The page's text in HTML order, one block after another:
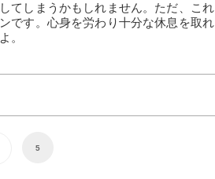
てしまうかもしれません。ただ、これ
です。心身を労わり十分な休息を取れ
。
5